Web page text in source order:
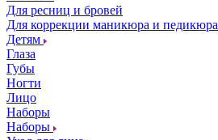
Для ресниц и бровей
Для коррекции маникюра и педикюра
Детям
Глаза
Губы
Ногти
Лицо
Наборы
Наборы